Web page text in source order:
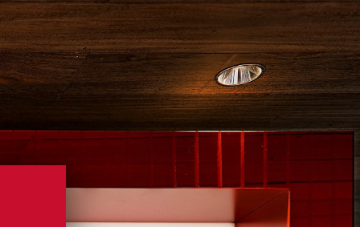
PRODUTOS
COQUETÉIS COM
CAMPARI
DE CAMPARI VISITE-NOS